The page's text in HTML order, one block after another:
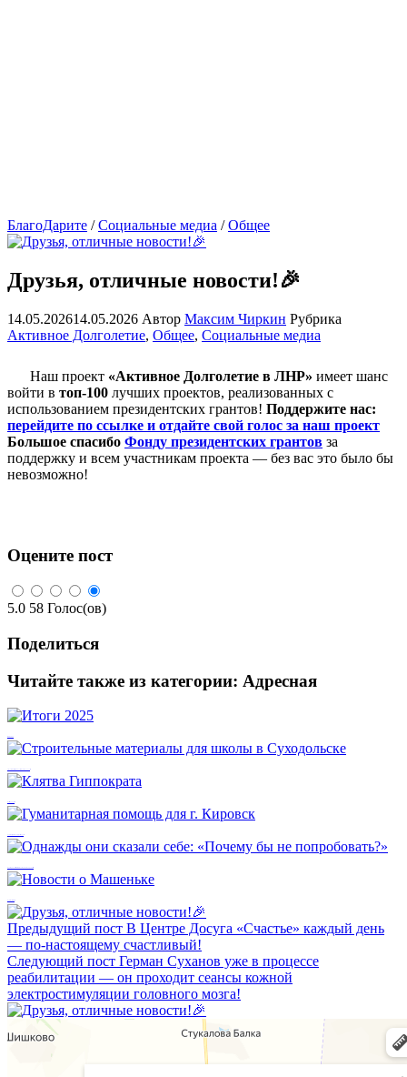
БлагоДарите /Социальные медиа /Общее
Друзья, отличные новости!🎉
14.05.202614.05.2026 Автор Максим Чиркин Рубрика
Активное Долголетие, Общее, Социальные медиа
Наш проект «Активное Долголетие в ЛНР» имеет шанс
войти в топ‑100 лучших проектов, реализованных с
использованием президентских грантов! Поддержите нас:
перейдите по ссылке и отдайте свой голос за наш проект
Большое спасибо Фонду президентских грантов за
поддержку и всем участникам проекта — без вас это было бы
невозможно!
Оцените пост
5.0 58 Голос(ов)
Поделиться
Читайте также из категории: Адресная
Предыдущий пост В Центре Досуга «Счастье» каждый день
— по-настоящему счастливый!
Следующий пост Герман Суханов уже в процессе
реабилитации — он проходит сеансы кожной
электростимуляции головного мозга!